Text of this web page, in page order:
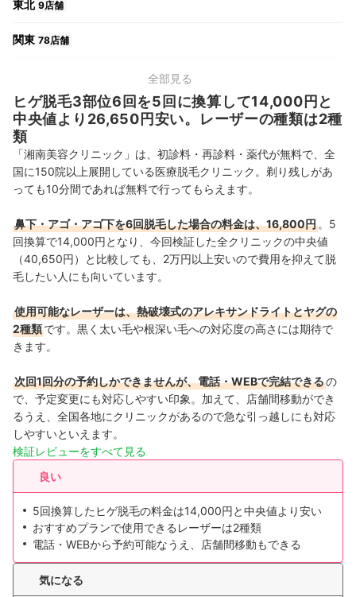
東北 9店舗
関東 78店舗
関西 23店舗
中国・四国
九州・沖縄 14店舗
全部見る
ヒゲ脱毛3部位6回を5回に換算して14,000円と
中央値より26,650円安い。レーザーの種類は2種
類
「湘南美容クリニック」は、初診料・再診料・薬代が無料で、全
国に150院以上展開している医療脱毛クリニック。剃り残しがあ
っても10分間であれば無料で行ってもらえます。
鼻下・アゴ・アゴ下を6回脱毛した場合の料金は、16,800円 。5
回換算で14,000円となり、今回検証した全クリニックの中央値
（40,650円）と比較しても、2万円以上安いので費用を抑えて脱
毛したい人にも向いています。
使用可能なレーザーは、熱破壊式のアレキサンドライトとヤグの
2種類です。黒く太い毛や根深い毛への対応度の高さには期待で
きます。
次回1回分の予約しかできませんが、電話・WEBで完結できるの
で、予定変更にも対応しやすい印象。加えて、店舗間移動ができ
るうえ、全国各地にクリニックがあるので急な引っ越しにも対応
しやすいといえます。
検証レビューをすべて見る
良い
5回換算したヒゲ脱毛の料金は14,000円と中央値より安い
おすすめプランで使用できるレーザーは2種類
電話・WEBから予約可能なうえ、店舗間移動もできる
気になる